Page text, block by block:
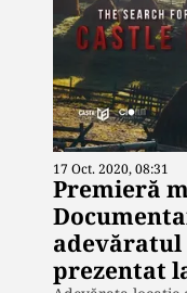
17 Oct. 2020, 08:31
Premieră
adevăratul
prezentat